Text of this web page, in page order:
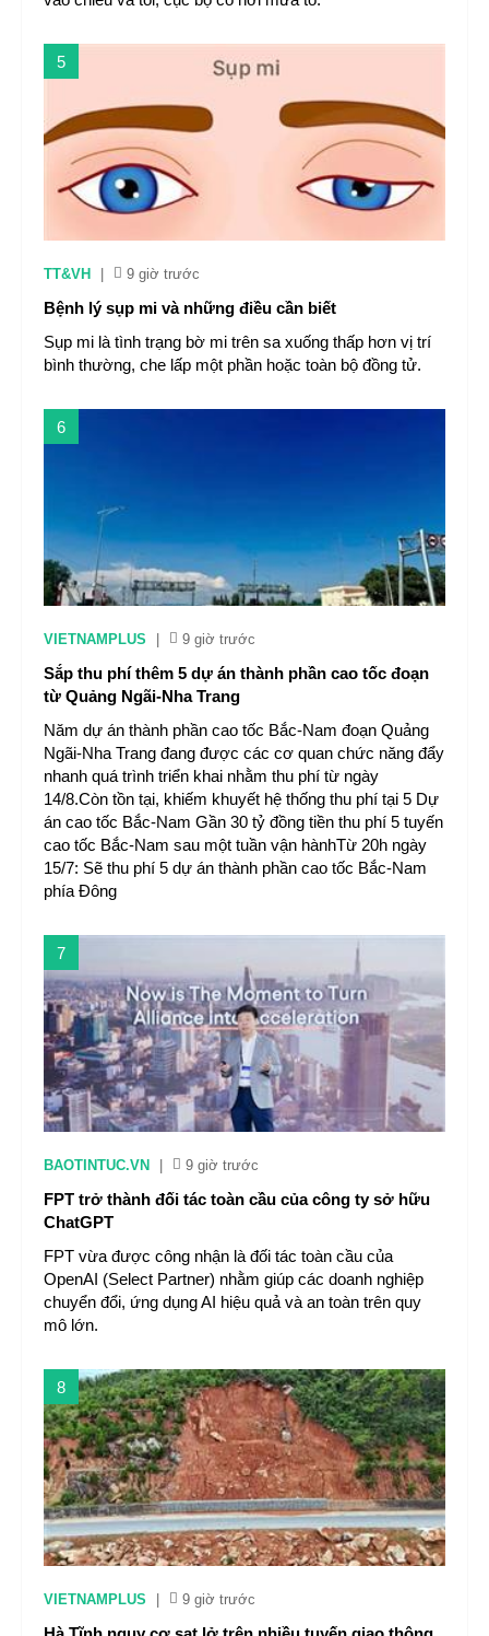
5
TT&VH 9 giờ trước
Bệnh lý sụp mi và những điều cần biết
Sụp mi là tình trạng bờ mi trên sa xuống thấp hơn vị trí
bình thường, che lấp một phần hoặc toàn bộ đồng tử.
6
VIETNAMPLUS 9 giờ trước
Sắp thu phí thêm 5 dự án thành phần cao tốc đoạn
từ Quảng Ngãi-Nha Trang
Năm dự án thành phần cao tốc Bắc-Nam đoạn Quảng
Ngãi-Nha Trang đang được các cơ quan chức năng đẩy
nhanh quá trình triển khai nhằm thu phí từ ngày
14/8.Còn tồn tại, khiếm khuyết hệ thống thu phí tại 5 Dự
án cao tốc Bắc-Nam Gần 30 tỷ đồng tiền thu phí 5 tuyến
cao tốc Bắc-Nam sau một tuần vận hànhTừ 20h ngày
15/7: Sẽ thu phí 5 dự án thành phần cao tốc Bắc-Nam
phía Đông
7
BAOTINTUC.VN 9 giờ trước
FPT trở thành đối tác toàn cầu của công ty sở hữu
ChatGPT
FPT vừa được công nhận là đối tác toàn cầu của
OpenAI (Select Partner) nhằm giúp các doanh nghiệp
chuyển đổi, ứng dụng AI hiệu quả và an toàn trên quy
mô lớn.
8
VIETNAMPLUS 9 giờ trước